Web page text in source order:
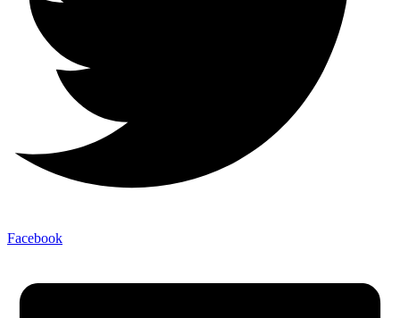
Facebook